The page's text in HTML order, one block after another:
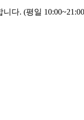
다. (평일